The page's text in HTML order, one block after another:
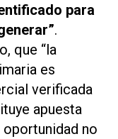
para
.
que “la
es
verificada
apuesta
no